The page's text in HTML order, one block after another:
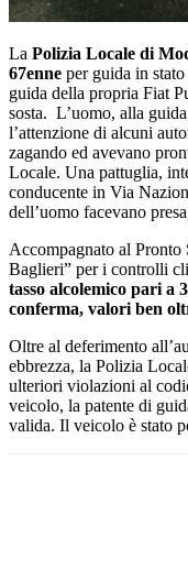
La Polizia Locale di
67enne per guida in
guida della propria Fiat
sosta. L’uomo, alla
l’attenzione di alcuni
zagando ed avevano
Locale. Una pattuglia,
conducente in Via
dell’uomo facevano
Accompagnato al Pronto
Baglieri” per i controlli
tasso alcolemico pari a
conferma, valori ben
Oltre al deferimento
ebbrezza, la Polizia
ulteriori violazioni al
veicolo, la patente di
valida. Il veicolo è stato